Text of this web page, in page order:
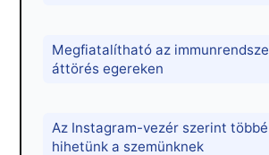
Megfiatalítható az
áttörés egereken
Az Instagram-vezér szerint
hihetünk a szemünknek